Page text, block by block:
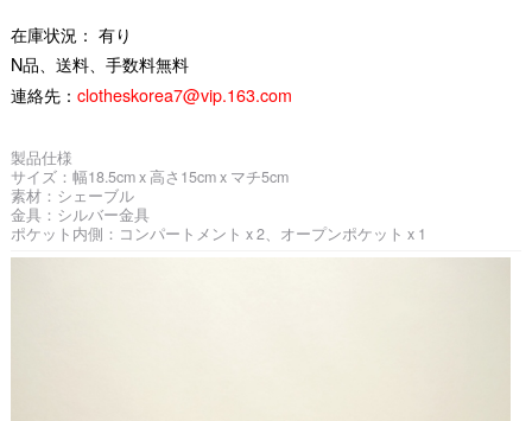
在庫状況： 有り
N品、送料、手数料無料
連絡先： clotheskorea7@vip.163.com
製品仕様
サイズ：幅18.5cm x 高さ15cm x マチ5cm
素材：シェーブル
金具：シルバー金具
ポケット内側：コンパートメント x 2、オープンポケット x 1